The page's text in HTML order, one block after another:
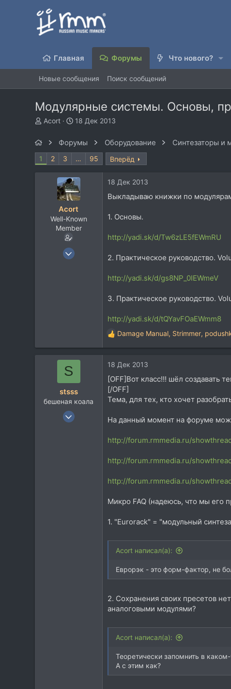
Главная Форумы Что нового?
Новые сообщения Поиск сообщений
Модулярные системы. Основы,
А
т
Acort
Д
а
а
ч
а
л
а
18 Дек 2013
Форумы Оборудование Синтезаторы и
1 2 3 … 95 Вперёд
Acort
Well-Known
Member
7 Апр 2010
18 Дек 2013
Выкладываю книжки по
1. Основы.
http://yadi.sk/d/Tw6zLE5fEWmRU
2. Практическое руководство.
http://yadi.sk/d/gs8NP_0IEWmeV
3. Практическое руководство.
http://yadi.sk/d/tQYavFOaEWmm8
Р
е
к
ц
и
и
Damage Manual, Strimmer,
S
stsss
бешеная коала
11 Июн 2013
18 Дек 2013
[OFF]Вот класс!!! шёл создавать
[/OFF]
Тема, для тех, кто хочет
На данный момент на форуме
http://forum.rmmedia.ru/
http://forum.rmmedia.ru/
http://forum.rmmedia.ru/
Микро FAQ (надеюсь, что мы его
1. "Eurorack" = "модульный
Acort написал(а):
Еврорэк - это форм-фактор, не
2. Сохранения своих пресетов
аналоговыми модулями?
Acort написал(а):
Теоретически запомнить в
А с этим как?